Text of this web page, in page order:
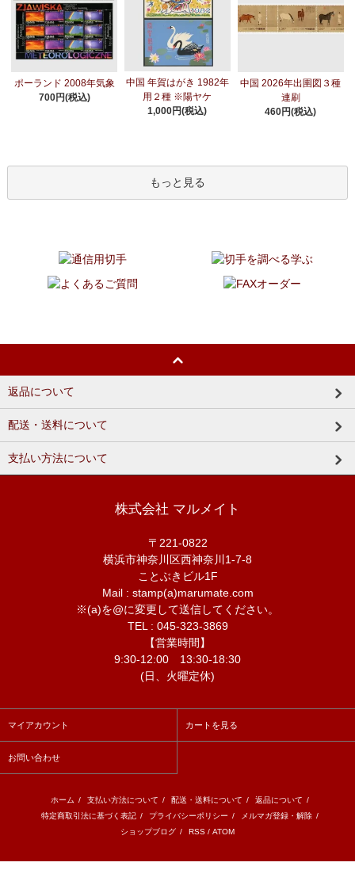
ポーランド 2008年気象
700円(税込)
中国 年賀はがき 1982年
用２種 ※陽ヤケ
1,000円(税込)
中国 2026年出圉図３種
連刷
460円(税込)
もっと見る
返品について
配送・送料について
支払い方法について
株式会社 マルメイト
〒221-0822
横浜市神奈川区西神奈川1-7-8
ことぶきビル1F
Mail : stamp(a)marumate.com
※(a)を@に変更して送信してください。
TEL : 045-323-3869
【営業時間】
9:30-12:00 13:30-18:30
(日、火曜定休)
マイアカウント カートを見る
お問い合わせ
ホーム / 支払い方法について / 配送・送料について / 返品について /
特定商取引法に基づく表記 / プライバシーポリシー / メルマガ登録・解除 /
ショップブログ / RSS / ATOM